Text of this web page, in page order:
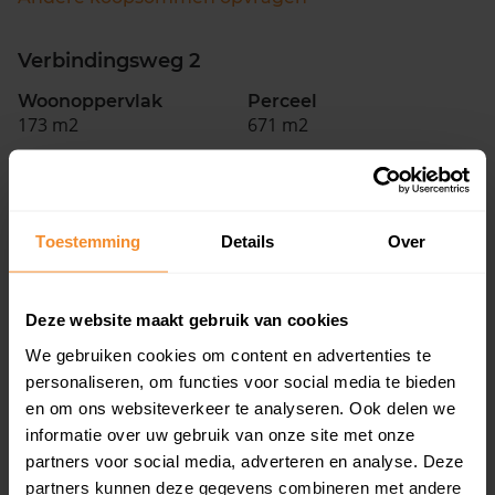
Toestemming Details Over
Deze website maakt gebruik van cookies
We gebruiken cookies om content en advertenties te
personaliseren, om functies voor social media te bieden
en om ons websiteverkeer te analyseren. Ook delen we
informatie over uw gebruik van onze site met onze
partners voor social media, adverteren en analyse. Deze
partners kunnen deze gegevens combineren met andere
Verbindingsweg 2
Woonoppervlak
173 m2
Perceel
671 m2
Koopsom opvragen
Dokter Christiaansplein 14
Woonoppervlak
144 m2 570 m2
Verkoopdatum
19 juni 2026
Verkoopprijs
Koopsom opvragen
Emmerweg 4